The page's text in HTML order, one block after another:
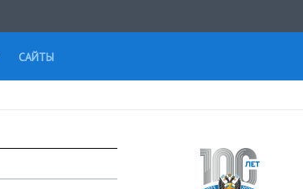
САЙТЫ